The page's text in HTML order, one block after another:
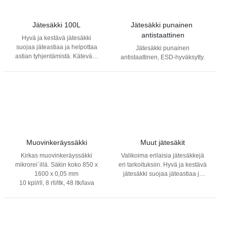
Jätesäkki 100L
Hyvä ja kestävä jätesäkki
suojaa jäteastiaa ja helpottaa
astian tyhjentämistä. Kätevästi
helpottaa käyttöä.
Jätesäkki punainen
antistaattinen
Jätesäkki punainen
antistaattinen, ESD-hyväksytty.
Muovinkeräyssäkki
Kirkas muovinkeräyssäkki
mikrorei´illä. Säkin koko 850 x
1600 x 0,05 mm
10 kpl/rll, 8 rll/ltk, 48 ltk/lava
Muut jätesäkit
Valikoima erilaisia jätesäkkejä
eri tarkoituksiin. Hyvä ja kestävä
jätesäkki suojaa jäteastiaa ja